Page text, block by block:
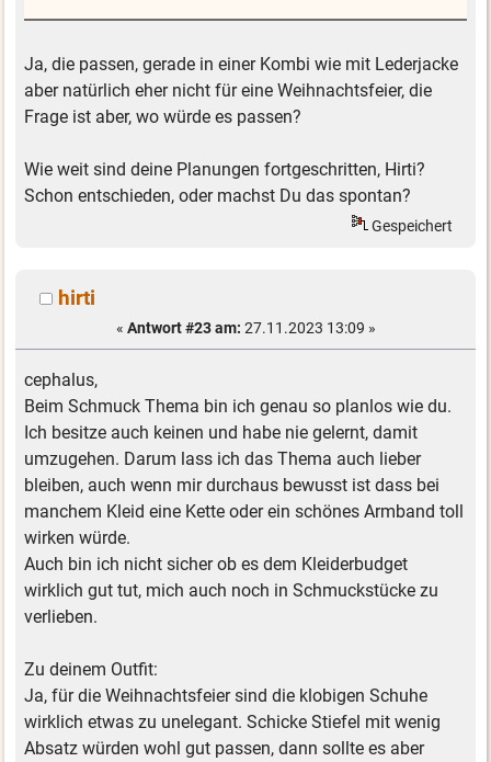
Ja, die passen, gerade in einer Kombi wie mit Lederjacke
aber natürlich eher nicht für eine Weihnachtsfeier, die
Frage ist aber, wo würde es passen?
Wie weit sind deine Planungen fortgeschritten, Hirti?
Schon entschieden, oder machst Du das spontan?
Gespeichert
hirti
« Antwort #23 am: 27.11.2023 13:09 »
cephalus,
Beim Schmuck Thema bin ich genau so planlos wie du.
Ich besitze auch keinen und habe nie gelernt, damit
umzugehen. Darum lass ich das Thema auch lieber
bleiben, auch wenn mir durchaus bewusst ist dass bei
manchem Kleid eine Kette oder ein schönes Armband toll
wirken würde.
Auch bin ich nicht sicher ob es dem Kleiderbudget
wirklich gut tut, mich auch noch in Schmuckstücke zu
verlieben.
Zu deinem Outfit:
Ja, für die Weihnachtsfeier sind die klobigen Schuhe
wirklich etwas zu unelegant. Schicke Stiefel mit wenig
Absatz würden wohl gut passen, dann sollte es aber